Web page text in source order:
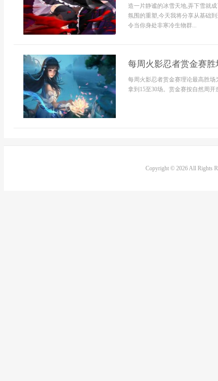
造一片静谧的冰雪天地,弄下雪就
氛围的重塑,今天我将分享从基础
令当你身处非寒冷生物群...
每周火影忍者赏金赛
每周火影忍者赏金赛理论最高胜场
拿到15至30场。赏金赛按自然周
Copyright © 2026 All Rights